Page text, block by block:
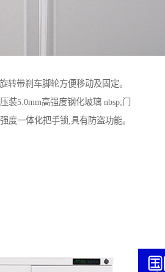
转带刹车脚轮方便移动及固定。
装5.0mm高强度钢化玻璃 nbsp;门
度一体化把手锁,具有防盗功能。